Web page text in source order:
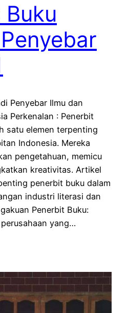
Penyebar Ilmu dan
Perkenalan : Penerbit
satu elemen terpenting
Indonesia. Mereka
pengetahuan, memicu
kreativitas. Artikel
penerbit buku dalam
industri literasi dan
Penerbit Buku:
yang…